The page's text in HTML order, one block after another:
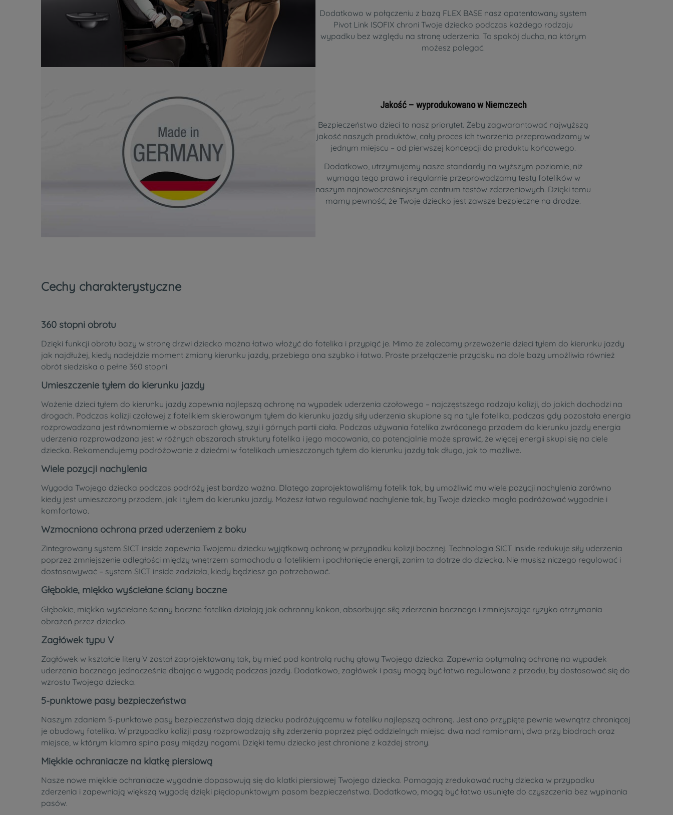
Dodatkowo w połączeniu z bazą FLEX BASE nasz opatentowany system
Pivot Link ISOFIX chroni Twoje dziecko podczas każdego rodzaju
wypadku bez względu na stronę uderzenia. To spokój ducha, na którym
możesz polegać.
Jakość – wyprodukowano w Niemczech
Bezpieczeństwo dzieci to nasz priorytet. Żeby zagwarantować najwyższą
jakość naszych produktów, cały proces ich tworzenia przeprowadzamy w
jednym miejscu – od pierwszej koncepcji do produktu końcowego.
Dodatkowo, utrzymujemy nasze standardy na wyższym poziomie, niż
wymaga tego prawo i regularnie przeprowadzamy testy fotelików w
naszym najnowocześniejszym centrum testów zderzeniowych. Dzięki temu
mamy pewność, że Twoje dziecko jest zawsze bezpieczne na drodze.
Cechy charakterystyczne
360 stopni obrotu
Dzięki funkcji obrotu bazy w stronę drzwi dziecko można łatwo włożyć do fotelika i przypiąć je. Mimo że zalecamy przewożenie dzieci tyłem do kierunku jazdy
jak najdłużej, kiedy nadejdzie moment zmiany kierunku jazdy, przebiega ona szybko i łatwo. Proste przełączenie przycisku na dole bazy umożliwia również
obrót siedziska o pełne 360 stopni.
Umieszczenie tyłem do kierunku jazdy
Wożenie dzieci tyłem do kierunku jazdy zapewnia najlepszą ochronę na wypadek uderzenia czołowego – najczęstszego rodzaju kolizji, do jakich dochodzi na
drogach. Podczas kolizji czołowej z fotelikiem skierowanym tyłem do kierunku jazdy siły uderzenia skupione są na tyle fotelika, podczas gdy pozostała energia
rozprowadzana jest równomiernie w obszarach głowy, szyi i górnych partii ciała. Podczas używania fotelika zwróconego przodem do kierunku jazdy energia
uderzenia rozprowadzana jest w różnych obszarach struktury fotelika i jego mocowania, co potencjalnie może sprawić, że więcej energii skupi się na ciele
dziecka. Rekomendujemy podróżowanie z dziećmi w fotelikach umieszczonych tyłem do kierunku jazdy tak długo, jak to możliwe.
Wiele pozycji nachylenia
Wygoda Twojego dziecka podczas podróży jest bardzo ważna. Dlatego zaprojektowaliśmy fotelik tak, by umożliwić mu wiele pozycji nachylenia zarówno
kiedy jest umieszczony przodem, jak i tyłem do kierunku jazdy. Możesz łatwo regulować nachylenie tak, by Twoje dziecko mogło podróżować wygodnie i
komfortowo.
Wzmocniona ochrona przed uderzeniem z boku
Zintegrowany system SICT inside zapewnia Twojemu dziecku wyjątkową ochronę w przypadku kolizji bocznej. Technologia SICT inside redukuje siły uderzenia
poprzez zmniejszenie odległości między wnętrzem samochodu a fotelikiem i pochłonięcie energii, zanim ta dotrze do dziecka. Nie musisz niczego regulować i
dostosowywać – system SICT inside zadziała, kiedy będziesz go potrzebować.
Głębokie, miękko wyściełane ściany boczne
Głębokie, miękko wyściełane ściany boczne fotelika działają jak ochronny kokon, absorbując siłę zderzenia bocznego i zmniejszając ryzyko otrzymania
obrażeń przez dziecko.
Zagłówek typu V
Zagłówek w kształcie litery V został zaprojektowany tak, by mieć pod kontrolą ruchy głowy Twojego dziecka. Zapewnia optymalną ochronę na wypadek
uderzenia bocznego jednocześnie dbając o wygodę podczas jazdy. Dodatkowo, zagłówek i pasy mogą być łatwo regulowane z przodu, by dostosować się do
wzrostu Twojego dziecka.
5-punktowe pasy bezpieczeństwa
Naszym zdaniem 5-punktowe pasy bezpieczeństwa dają dziecku podróżującemu w foteliku najlepszą ochronę. Jest ono przypięte pewnie wewnątrz chroniącej
je obudowy fotelika. W przypadku kolizji pasy rozprowadzają siły zderzenia poprzez pięć oddzielnych miejsc: dwa nad ramionami, dwa przy biodrach oraz
miejsce, w którym klamra spina pasy między nogami. Dzięki temu dziecko jest chronione z każdej strony.
Miękkie ochraniacze na klatkę piersiową
Nasze nowe miękkie ochraniacze wygodnie dopasowują się do klatki piersiowej Twojego dziecka. Pomagają zredukować ruchy dziecka w przypadku
zderzenia i zapewniają większą wygodę dzięki pięciopunktowym pasom bezpieczeństwa. Dodatkowo, mogą być łatwo usunięte do czyszczenia bez wypinania
pasów.